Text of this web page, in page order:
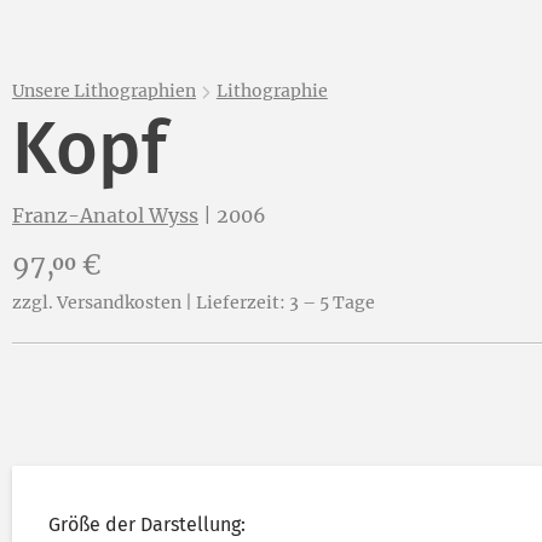
Unsere Lithographien Lithographie
Kopf
Franz-Anatol Wyss 2006
Preis:
97,00 €
zzgl. Versandkosten | Lieferzeit: 3 – 5 Tage
Größe der Darstellung: